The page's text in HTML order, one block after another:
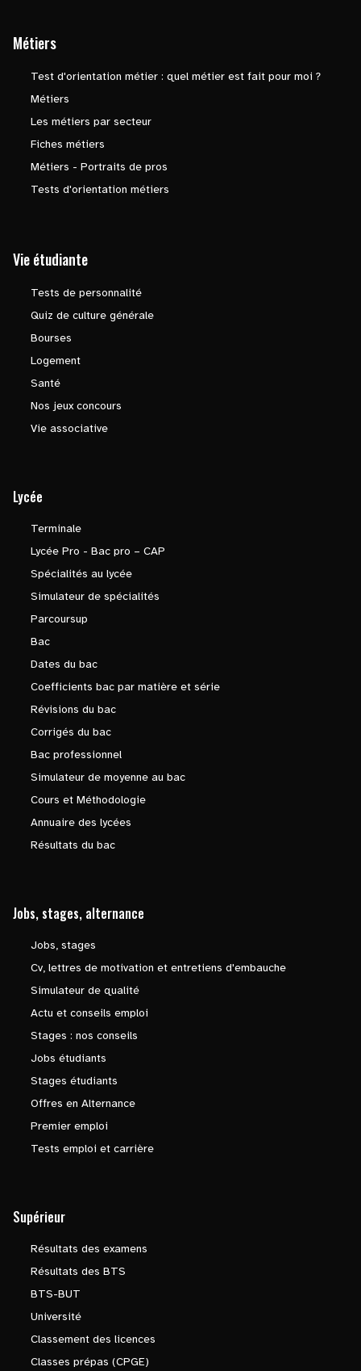
Métiers
Test d'orientation métier : quel métier est fait pour moi ?
Métiers
Les métiers par secteur
Fiches métiers
Métiers - Portraits de pros
Tests d'orientation métiers
Vie étudiante
Tests de personnalité
Quiz de culture générale
Bourses
Logement
Santé
Nos jeux concours
Vie associative
Lycée
Terminale
Lycée Pro - Bac pro – CAP
Spécialités au lycée
Simulateur de spécialités
Parcoursup
Bac
Dates du bac
Coefficients bac par matière et série
Révisions du bac
Corrigés du bac
Bac professionnel
Simulateur de moyenne au bac
Cours et Méthodologie
Annuaire des lycées
Résultats du bac
Jobs, stages, alternance
Jobs, stages
Cv, lettres de motivation et entretiens d'embauche
Simulateur de qualité
Actu et conseils emploi
Stages : nos conseils
Jobs étudiants
Stages étudiants
Offres en Alternance
Premier emploi
Tests emploi et carrière
Supérieur
Résultats des examens
Résultats des BTS
BTS-BUT
Université
Classement des licences
Classes prépas (CPGE)